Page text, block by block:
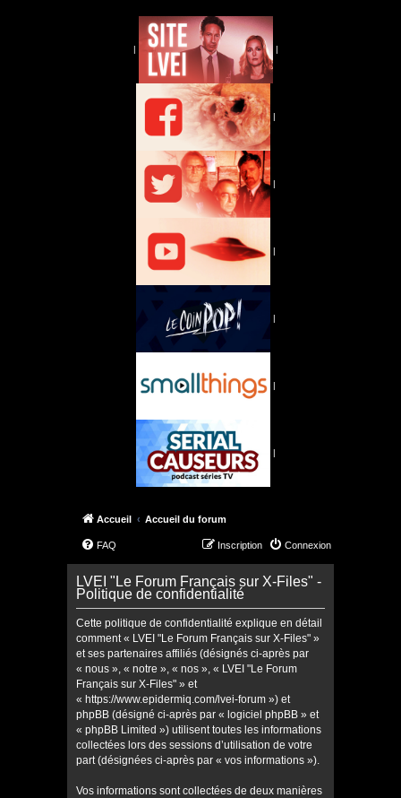
| |
|
|
|
|
|
|
Accueil Accueil du forum
FAQ Connexion
Inscription
LVEI "Le Forum Français sur X-Files" -
Politique de confidentialité
Cette politique de confidentialité explique en détail
comment « LVEI "Le Forum Français sur X-Files" »
et ses partenaires affiliés (désignés ci-après par
« nous », « notre », « nos », « LVEI "Le Forum
Français sur X-Files" » et
« https://www.epidermiq.com/lvei-forum ») et
phpBB (désigné ci-après par « logiciel phpBB » et
« phpBB Limited ») utilisent toutes les informations
collectées lors des sessions d’utilisation de votre
part (désignées ci-après par « vos informations »).
Vos informations sont collectées de deux manières